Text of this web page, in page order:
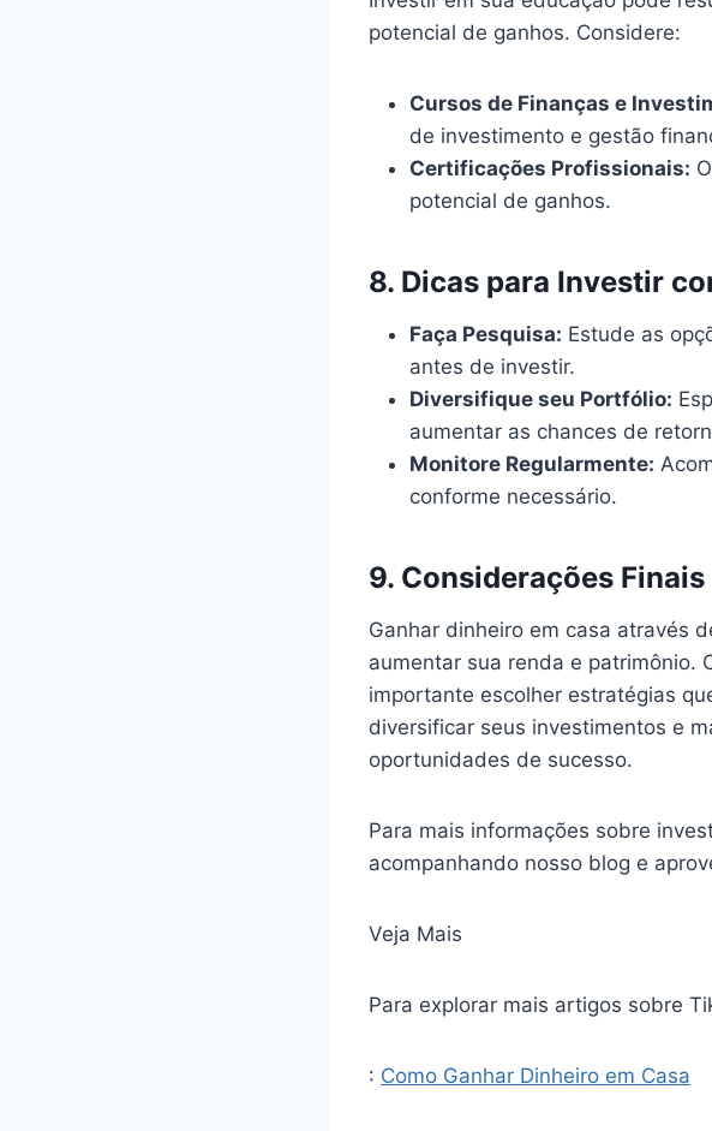
potencial de ganhos. Considere:
Cursos de Finanças e
de investimento e gestão
Certificações Profissionais:
potencial de ganhos.
8. Dicas para Investir
Faça Pesquisa: Estude as
antes de investir.
Diversifique seu Portfólio:
aumentar as chances de
Monitore Regularmente:
conforme necessário.
9. Considerações Finais
Ganhar dinheiro em casa através
aumentar sua renda e patrimônio.
importante escolher estratégias
diversificar seus investimentos e
oportunidades de sucesso.
Para mais informações sobre
acompanhando nosso blog e
Veja Mais
Para explorar mais artigos sobre
: Como Ganhar Dinheiro em Casa